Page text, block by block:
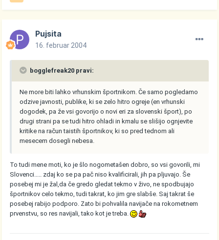
Pujsita
16. februar 2004
bogglefreak20 pravi:
Ne more biti lahko vrhunskim športnikom. Če samo pogledamo
odzive javnosti, publike, ki se zelo hitro ogreje (en vrhunski
dogodek, pa že vsi govorijo o novi eri za slovenski šport), po
drugi strani pa se tudi hitro ohladi in kmalu se slišijo ognjevite
kritike na račun taistih športnikov, ki so pred tednom ali
mesecem dosegli nebesa.
To tudi mene moti, ko je šlo nogometašen dobro, so vsi govorili, mi
Slovenci..... zdaj ko se pa pač niso kvalificirali, jih pa pljuvajo. Še
posebej mi je žal,da če gredo gledat tekmo v živo, ne spodbujajo
športnikov celo tekmo, tudi takrat, ko jim gre slabše. Saj takrat še
posebej rabijo podporo. Zato bi pohvalila navijače na rokometnem
prvenstvu, so res navijali, tako kot je treba.